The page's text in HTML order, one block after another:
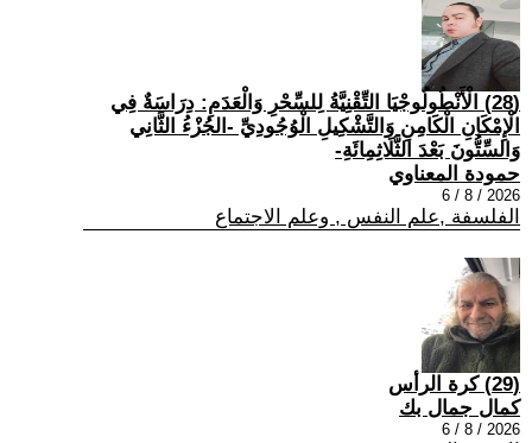
(28) الْأَنْطُولُوجْيَا التِّقْنِيَّةُ لِلسِّحْرِ وَالْعَدَمِ: دِرَاسَةٌ فِي
الْإِمْكَانِ الْكَامِنِ وَالتَّشْكِيلِ الْوُجُودِيِّ -الجُزْءُ الثَّانِي
وَالسِّتُّونَ بَعْدَ الثَّلَاثِمِائَةِ-
حمودة المعناوي
2026 / 8 / 6
الفلسفة ,علم النفس , وعلم الاجتماع
(29) كرة الرأس
كمال جمال بك
2026 / 8 / 6